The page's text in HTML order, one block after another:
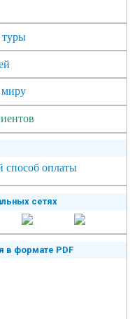
туры
миру
способ оплаты
сетях
в формате PDF